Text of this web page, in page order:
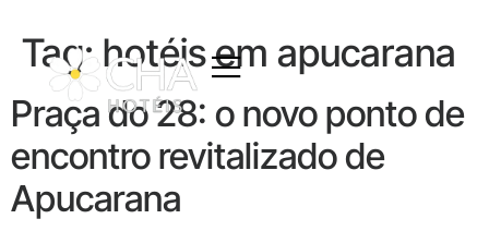
Tag:hotéis em apucarana
Praça do 28: o novo ponto de
encontro revitalizado de
Apucarana